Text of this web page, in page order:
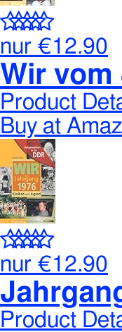
nur €12.90
Wir vom
Product
Buy at
nur €12.90
Product